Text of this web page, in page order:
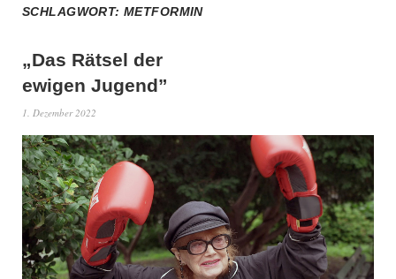
SCHLAGWORT:METFORMIN
„Das Rätsel der
ewigen Jugend”
1. Dezember 2022